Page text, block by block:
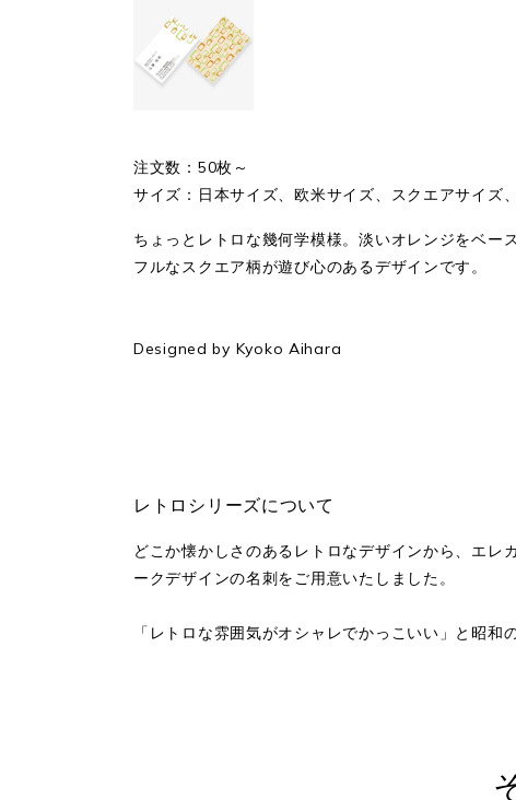
注文数：50枚～
サイズ：日本サイズ、欧米サイズ、スクエアサイズ
ちょっとレトロな幾何学模様。淡いオレンジをベー
フルなスクエア柄が遊び心のあるデザインです。
Designed by Kyoko Aihara
レトロシリーズについて
どこか懐かしさのあるレトロなデザインから、エレ
ークデザインの名刺をご用意いたしました。
「レトロな雰囲気がオシャレでかっこいい」と昭